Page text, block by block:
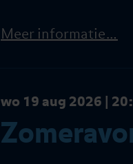
Meer informatie…
wo 19 aug 2026 |